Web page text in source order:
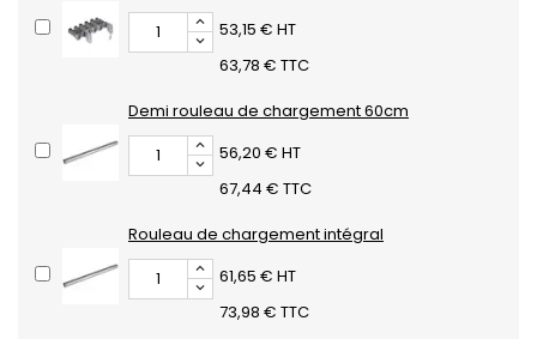
53,15 € HT
63,78 € TTC
Demi rouleau de chargement 60cm
56,20 € HT
67,44 € TTC
Rouleau de chargement intégral
61,65 € HT
73,98 € TTC